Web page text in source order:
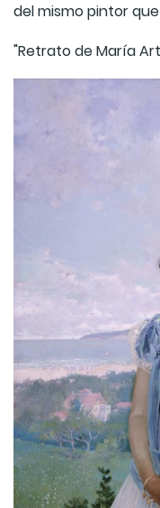
del mismo pintor
"Retrato de María